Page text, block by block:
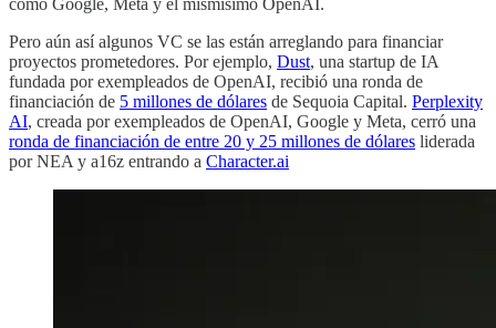
como Google, Meta y el mismísimo OpenAI.
Pero aún así algunos VC se las están arreglando para financiar
proyectos prometedores. Por ejemplo, Dust, una startup de IA
fundada por exempleados de OpenAI, recibió una ronda de
financiación de 5 millones de dólares de Sequoia Capital. Perplexity
AI, creada por exempleados de OpenAI, Google y Meta, cerró una
ronda de financiación de entre 20 y 25 millones de dólares liderada
por NEA y a16z entrando a Character.ai